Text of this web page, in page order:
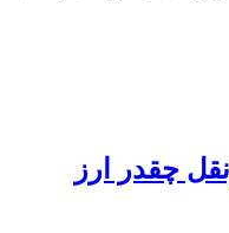
چقدر ارز